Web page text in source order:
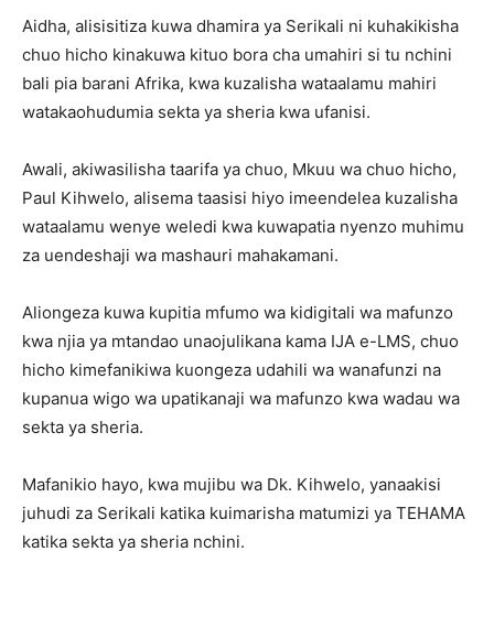
Aidha, alisisitiza kuwa dhamira ya Serikali ni kuhakikisha
chuo hicho kinakuwa kituo bora cha umahiri si tu nchini
bali pia barani Afrika, kwa kuzalisha wataalamu mahiri
watakaohudumia sekta ya sheria kwa ufanisi.
Awali, akiwasilisha taarifa ya chuo, Mkuu wa chuo hicho,
Paul Kihwelo, alisema taasisi hiyo imeendelea kuzalisha
wataalamu wenye weledi kwa kuwapatia nyenzo muhimu
za uendeshaji wa mashauri mahakamani.
Aliongeza kuwa kupitia mfumo wa kidigitali wa mafunzo
kwa njia ya mtandao unaojulikana kama IJA e-LMS, chuo
hicho kimefanikiwa kuongeza udahili wa wanafunzi na
kupanua wigo wa upatikanaji wa mafunzo kwa wadau wa
sekta ya sheria.
Mafanikio hayo, kwa mujibu wa Dk. Kihwelo, yanaakisi
juhudi za Serikali katika kuimarisha matumizi ya TEHAMA
katika sekta ya sheria nchini.